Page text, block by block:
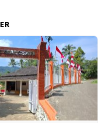
Biru di
Kesadaran
Bebas
Jelang
Kabupaten
Dukung